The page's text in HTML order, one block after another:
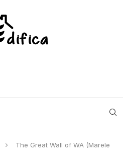
The Great Wall of WA (Marele